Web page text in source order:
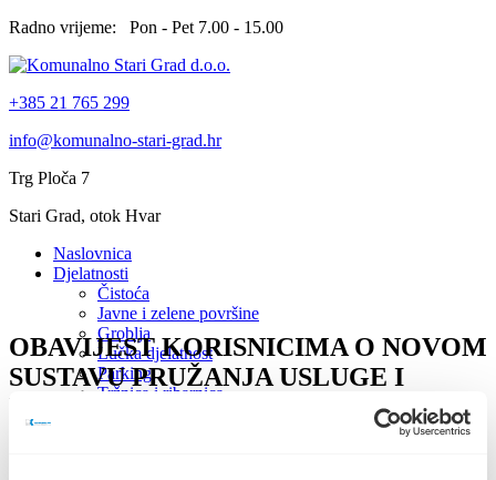
Radno vrijeme: Pon - Pet 7.00 - 15.00
+385 21 765 299
info@komunalno-stari-grad.hr
Trg Ploča 7
Stari Grad, otok Hvar
Naslovnica
Djelatnosti
Čistoća
Javne i zelene površine
Groblja
Lučka djelatnost
Parking
Tržnica i ribarnica
OBAVIJEST KORISNICIMA O NOVOM
SUSTAVU PRUŽANJA USLUGE I
NAPLATE ODVOZA KOMUNALNOG